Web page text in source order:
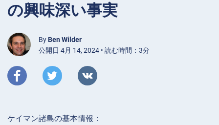
の興味深い事実
By Ben Wilder
公開日 4月 14, 2024 • 読む時間：3分
ケイマン諸島の基本情報：